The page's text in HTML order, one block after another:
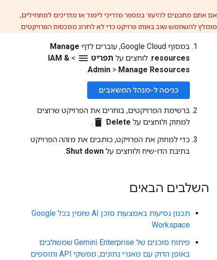
אם אתם מתכננים להיעזר במספר מדריכי לימוד או מדריכים למתחילים,
מומלץ להשתמש שוב באותו פרויקט כדי לא לחרוג ממכסות הפרויקטים.
במסוף Google Cloud, עוברים לדף
Manage
resources. לוחצים על תפריט menu
>
IAM &
Admin > Manage Resources
.
כניסה ל-מנהל המשאבים
ברשימת הפרויקטים, בוחרים את הפרויקט שרוצים
למחוק ולוחצים על Delete
delete
.
כדי למחוק את הפרויקט, כותבים את מזהה הפרויקט
בתיבת הדו-שיח ולוחצים על Shut down
.
השלבים הבאים
תכנון נסיעות באמצעות סוכן AI שזמין בכל Google
Workspace
פיתוח סוכנים של Gemini Enterprise שמשולבים
באופן הדוק עם מאגרי נתונים, ממשקי API ותוספים